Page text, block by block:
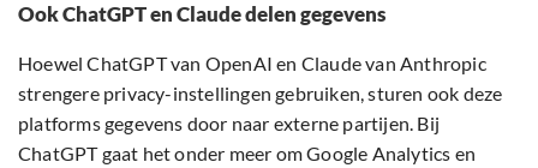
Ook ChatGPT en Claude delen gegevens
Hoewel ChatGPT van OpenAI en Claude van Anthropic
strengere privacy-instellingen gebruiken, sturen ook deze
platforms gegevens door naar externe partijen. Bij
ChatGPT gaat het onder meer om Google Analytics en